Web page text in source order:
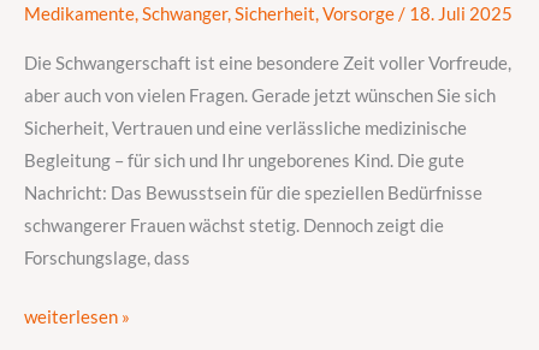
Medikamente,Schwanger,Sicherheit,Vorsorge/ 18. Juli 2025
Die Schwangerschaft ist eine besondere Zeit voller Vorfreude,
aber auch von vielen Fragen. Gerade jetzt wünschen Sie sich
Sicherheit, Vertrauen und eine verlässliche medizinische
Begleitung – für sich und Ihr ungeborenes Kind. Die gute
Nachricht: Das Bewusstsein für die speziellen Bedürfnisse
schwangerer Frauen wächst stetig. Dennoch zeigt die
Forschungslage, dass
eine
medizinische
weiterlesen »